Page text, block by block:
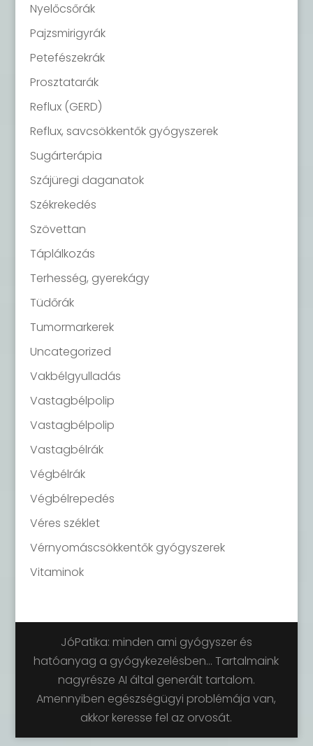
Nyelőcsőrák
Pajzsmirigyrák
Petefészekrák
Prosztatarák
Reflux (GERD)
Reflux, savcsökkentők gyógyszerek
Sugárterápia
Szájüregi daganatok
Székrekedés
Szövettan
Táplálkozás
Terhesség, gyerekágy
Tüdőrák
Tumormarkerek
Uncategorized
Vakbélgyulladás
Vastagbélpolip
Vastagbélpolip
Vastagbélrák
Végbélrák
Végbélrepedés
Véres széklet
Vérnyomáscsökkentők gyógyszerek
Vitaminok
JóPatika: minden ami gyógyszer és
hatóanyag a gyógykezelésben... Tartalmaink
nagyrésze AI által generált tartalom.
Amennyiben egészségügyi problémája van,
akkor keresse fel az orvosát.